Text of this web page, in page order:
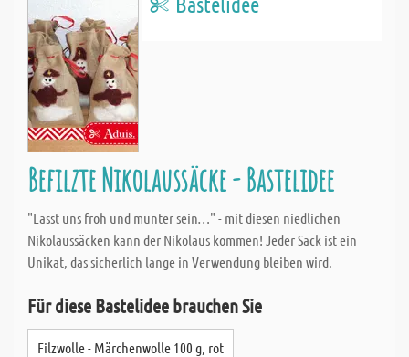
Befilzte Nikolaussäcke - Bastelidee
"Lasst uns froh und munter sein…" - mit diesen niedlichen
Nikolaussäcken kann der Nikolaus kommen! Jeder Sack ist ein
Unikat, das sicherlich lange in Verwendung bleiben wird.
Für diese Bastelidee brauchen Sie
Filzwolle - Märchenwolle 100 g, rot